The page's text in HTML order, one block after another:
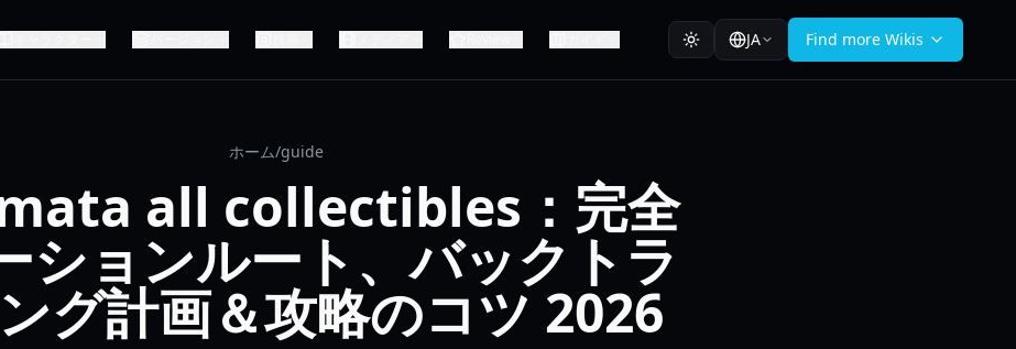
JA Find more Wikis
ホーム/guide
all collectibles：完全
ションルート、バックトラ
グ計画＆攻略のコツ 2026